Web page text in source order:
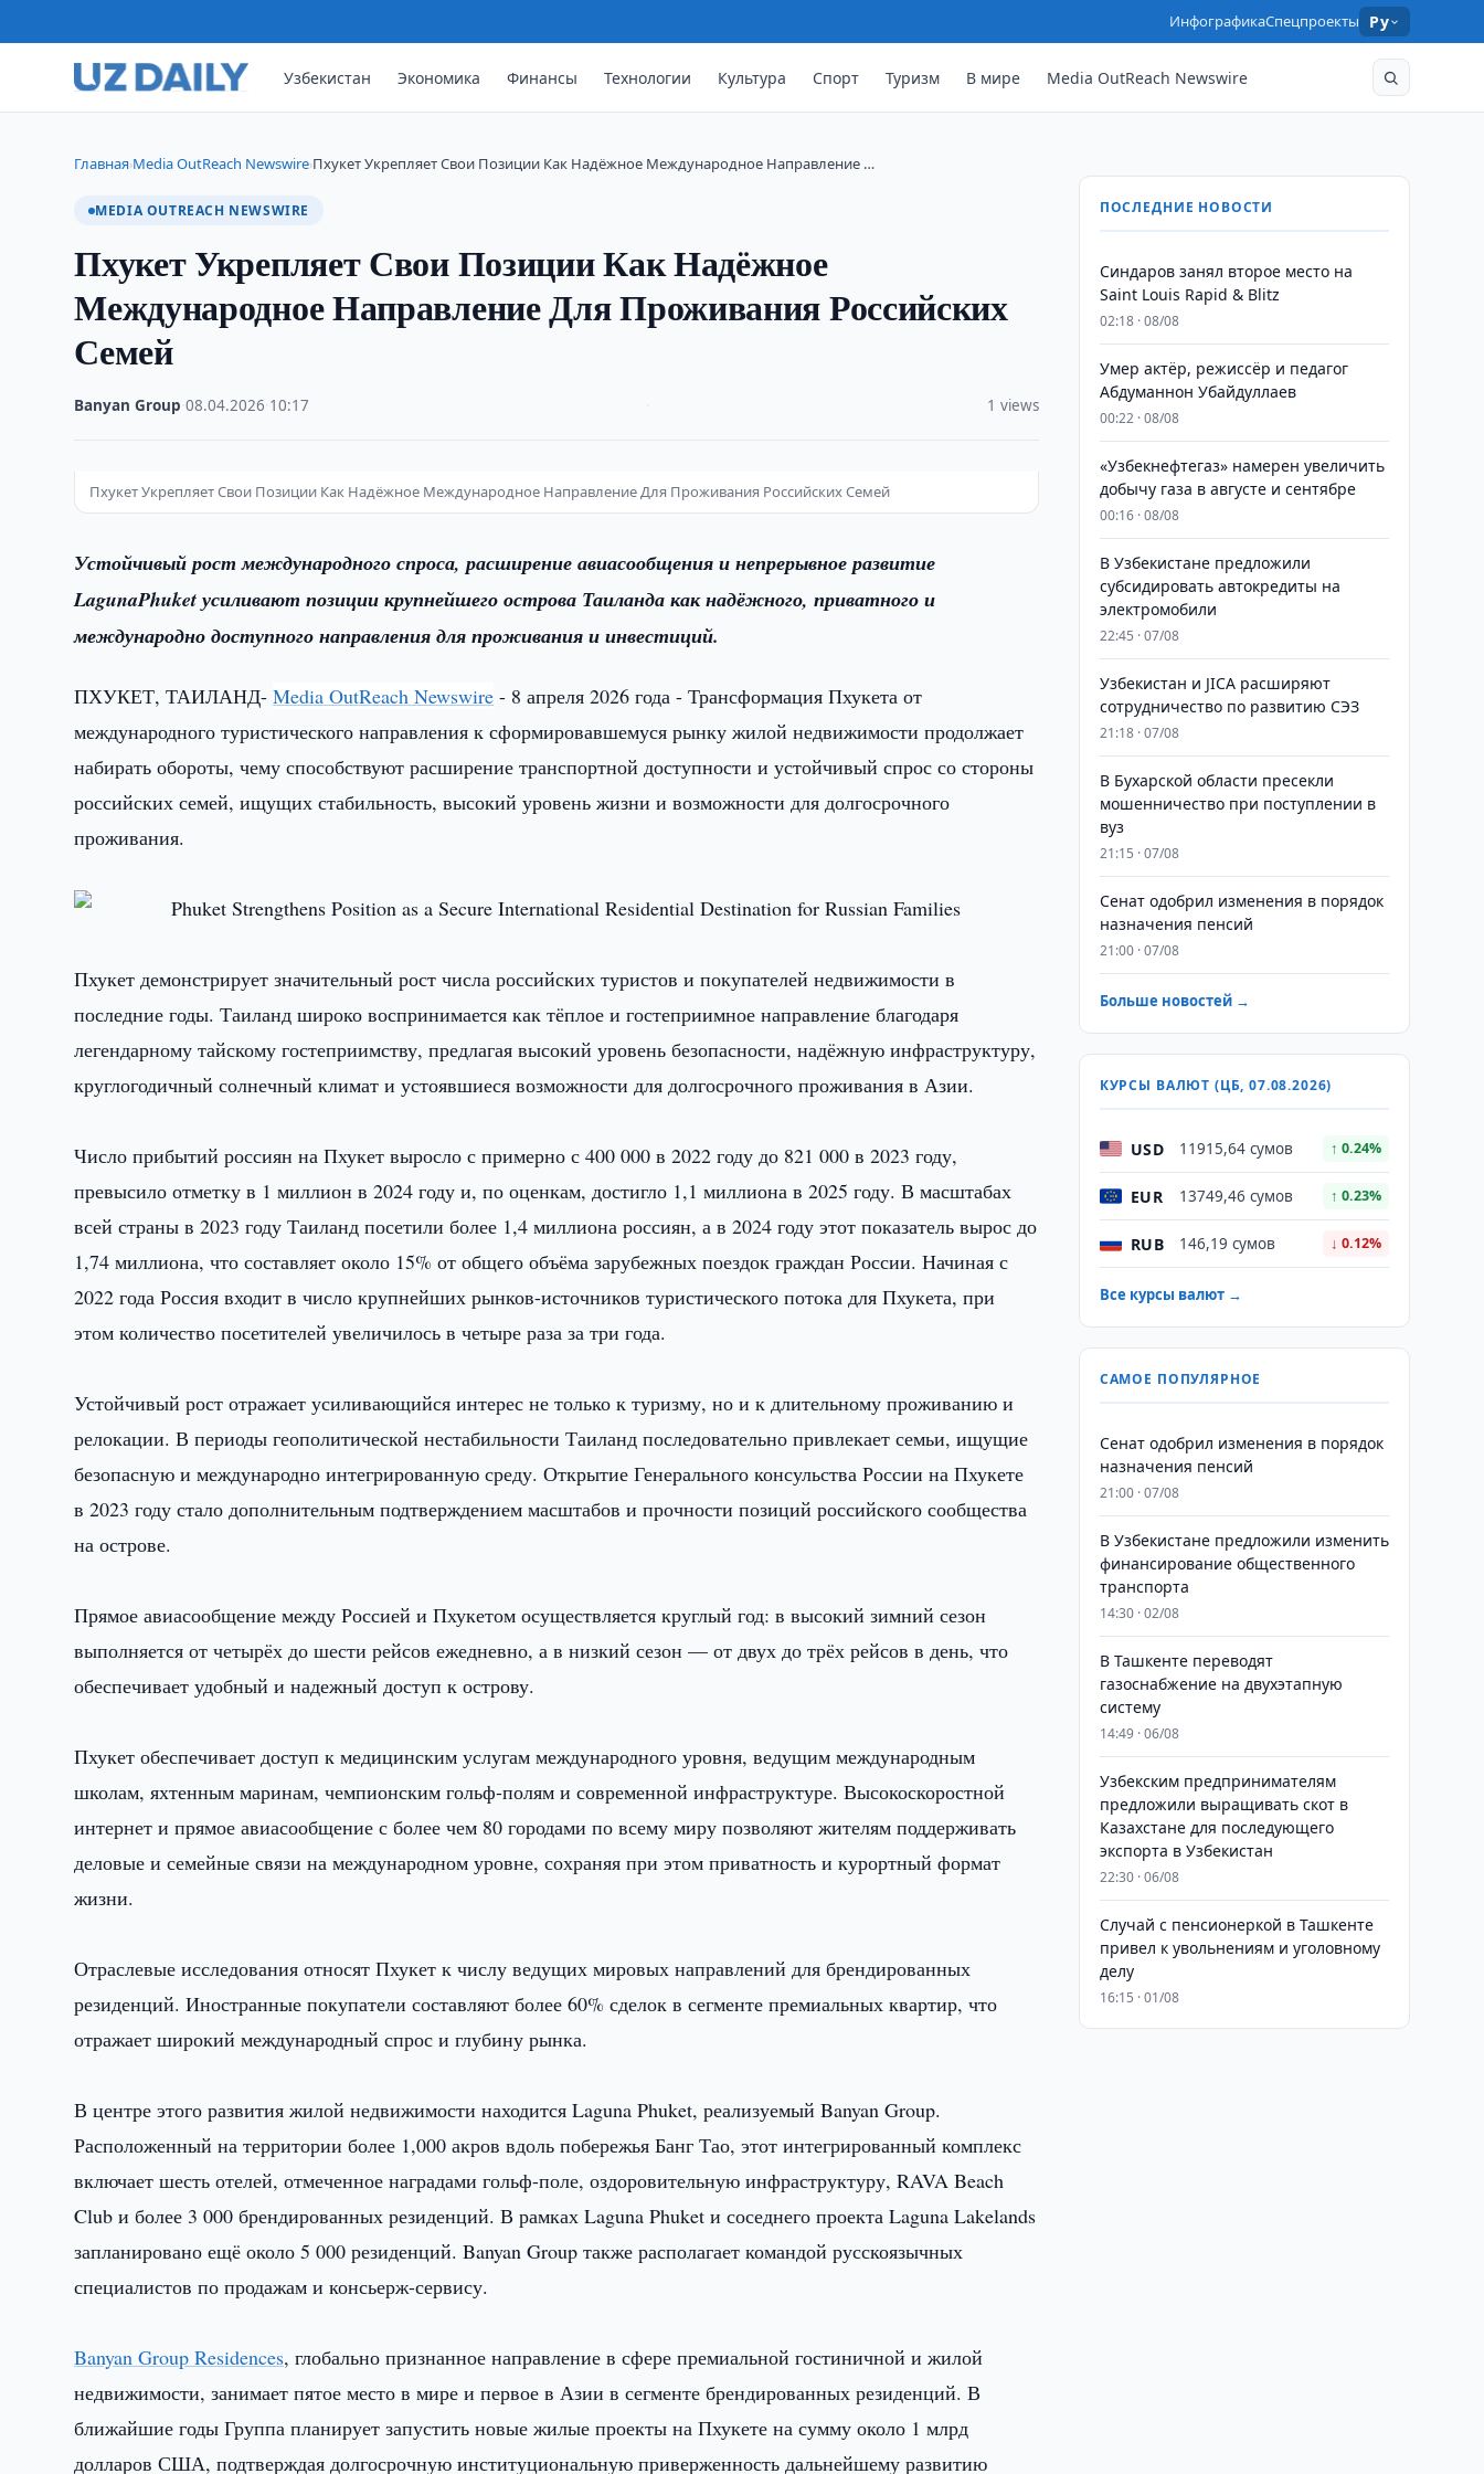
ИнфографикаСпецпроекты Ру
Узбекистан Экономика Финансы Технологии Культура Спорт Туризм В мире Media OutReach Newswire
Главная›Media OutReach Newswire›Пхукет Укрепляет Свои Позиции Как Надёжное Международное Направление …
MEDIA OUTREACH NEWSWIRE
Пхукет Укрепляет Свои Позиции Как Надёжное
Международное Направление Для Проживания Российских
Семей
Banyan Group ·08.04.2026 10:17 1 views
Пхукет Укрепляет Свои Позиции Как Надёжное Международное Направление Для Проживания Российских Семей
Устойчивый рост международного спроса, расширение авиасообщения и непрерывное развитие
LagunaPhuket усиливают позиции крупнейшего острова Таиланда как надёжного, приватного и
международно доступного направления для проживания и инвестиций.
ПХУКЕТ, ТАИЛАНД-Media OutReach Newswire - 8 апреля 2026 года - Трансформация Пхукета от
международного туристического направления к сформировавшемуся рынку жилой недвижимости продолжает
набирать обороты, чему способствуют расширение транспортной доступности и устойчивый спрос со стороны
российских семей, ищущих стабильность, высокий уровень жизни и возможности для долгосрочного
проживания.
Пхукет демонстрирует значительный рост числа российских туристов и покупателей недвижимости в
последние годы. Таиланд широко воспринимается как тёплое и гостеприимное направление благодаря
легендарному тайскому гостеприимству, предлагая высокий уровень безопасности, надёжную инфраструктуру,
круглогодичный солнечный климат и устоявшиеся возможности для долгосрочного проживания в Азии.
Число прибытий россиян на Пхукет выросло с примерно с 400 000 в 2022 году до 821 000 в 2023 году,
превысило отметку в 1 миллион в 2024 году и, по оценкам, достигло 1,1 миллиона в 2025 году. В масштабах
всей страны в 2023 году Таиланд посетили более 1,4 миллиона россиян, а в 2024 году этот показатель вырос до
1,74 миллиона, что составляет около 15% от общего объёма зарубежных поездок граждан России. Начиная с
2022 года Россия входит в число крупнейших рынков-источников туристического потока для Пхукета, при
этом количество посетителей увеличилось в четыре раза за три года.
Устойчивый рост отражает усиливающийся интерес не только к туризму, но и к длительному проживанию и
релокации. В периоды геополитической нестабильности Таиланд последовательно привлекает семьи, ищущие
безопасную и международно интегрированную среду. Открытие Генерального консульства России на Пхукете
в 2023 году стало дополнительным подтверждением масштабов и прочности позиций российского сообщества
на острове.
Прямое авиасообщение между Россией и Пхукетом осуществляется круглый год: в высокий зимний сезон
выполняется от четырёх до шести рейсов ежедневно, а в низкий сезон — от двух до трёх рейсов в день, что
обеспечивает удобный и надежный доступ к острову.
Пхукет обеспечивает доступ к медицинским услугам международного уровня, ведущим международным
школам, яхтенным маринам, чемпионским гольф-полям и современной инфраструктуре. Высокоскоростной
интернет и прямое авиасообщение с более чем 80 городами по всему миру позволяют жителям поддерживать
деловые и семейные связи на международном уровне, сохраняя при этом приватность и курортный формат
жизни.
Отраслевые исследования относят Пхукет к числу ведущих мировых направлений для брендированных
резиденций. Иностранные покупатели составляют более 60% сделок в сегменте премиальных квартир, что
отражает широкий международный спрос и глубину рынка.
В центре этого развития жилой недвижимости находится Laguna Phuket, реализуемый Banyan Group.
Расположенный на территории более 1,000 акров вдоль побережья Банг Тао, этот интегрированный комплекс
включает шесть отелей, отмеченное наградами гольф-поле, оздоровительную инфраструктуру, RAVA Beach
Club и более 3 000 брендированных резиденций. В рамках Laguna Phuket и соседнего проекта Laguna Lakelands
запланировано ещё около 5 000 резиденций. Banyan Group также располагает командой русскоязычных
специалистов по продажам и консьерж-сервису.
Banyan Group Residences, глобально признанное направление в сфере премиальной гостиничной и жилой
недвижимости, занимает пятое место в мире и первое в Азии в сегменте брендированных резиденций. В
ближайшие годы Группа планирует запустить новые жилые проекты на Пхукете на сумму около 1 млрд
долларов США, подтверждая долгосрочную институциональную приверженность дальнейшему развитию
ПОСЛЕДНИЕ НОВОСТИ
Синдаров занял второе место на
Saint Louis Rapid & Blitz
02:18 · 08/08
Умер актёр, режиссёр и педагог
Абдуманнон Убайдуллаев
00:22 · 08/08
«Узбекнефтегаз» намерен увеличить
добычу газа в августе и сентябре
00:16 · 08/08
В Узбекистане предложили
субсидировать автокредиты на
электромобили
22:45 · 07/08
Узбекистан и JICA расширяют
сотрудничество по развитию СЭЗ
21:18 · 07/08
В Бухарской области пресекли
мошенничество при поступлении в
вуз
21:15 · 07/08
Сенат одобрил изменения в порядок
назначения пенсий
21:00 · 07/08
Больше новостей →
КУРСЫ ВАЛЮТ (ЦБ, 07.08.2026)
USD 11915,64 сумов ↑ 0.24%
EUR 13749,46 сумов ↑ 0.23%
RUB 146,19 сумов ↓ 0.12%
Все курсы валют →
САМОЕ ПОПУЛЯРНОЕ
Сенат одобрил изменения в порядок
назначения пенсий
21:00 · 07/08
В Узбекистане предложили изменить
финансирование общественного
транспорта
14:30 · 02/08
В Ташкенте переводят
газоснабжение на двухэтапную
систему
14:49 · 06/08
Узбекским предпринимателям
предложили выращивать скот в
Казахстане для последующего
экспорта в Узбекистан
22:30 · 06/08
Случай с пенсионеркой в Ташкенте
привел к увольнениям и уголовному
делу
16:15 · 01/08